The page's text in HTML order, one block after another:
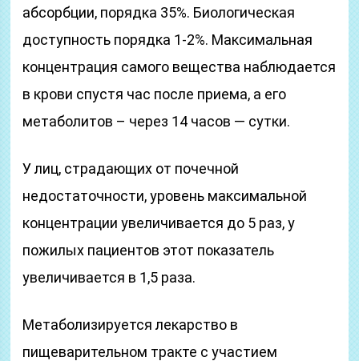
абсорбции, порядка 35%. Биологическая
доступность порядка 1-2%. Максимальная
концентрация самого вещества наблюдается
в крови спустя час после приема, а его
метаболитов – через 14 часов — сутки.
У лиц, страдающих от почечной
недостаточности, уровень максимальной
концентрации увеличивается до 5 раз, у
пожилых пациентов этот показатель
увеличивается в 1,5 раза.
Метаболизируется лекарство в
пищеварительном тракте с участием